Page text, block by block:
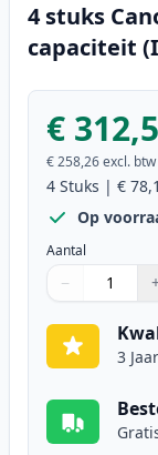
4 stuks
capaciteit
€
€ 258,26excl. btw
4 Stuks | €
Op
Aantal
Gebruik de
− 1
3